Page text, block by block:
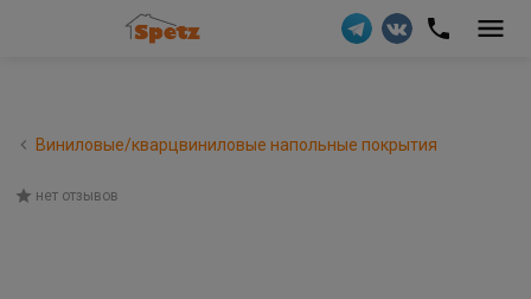
Виниловые/кварцвиниловые напольные покрытия
нет отзывов